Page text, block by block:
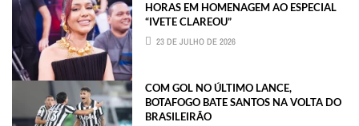
HORAS EM HOMENAGEM AO ESPECIAL
“IVETE CLAREOU”
23 DE JULHO DE 2026
COM GOL NO ÚLTIMO LANCE,
BOTAFOGO BATE SANTOS NA VOLTA DO
BRASILEIRÃO